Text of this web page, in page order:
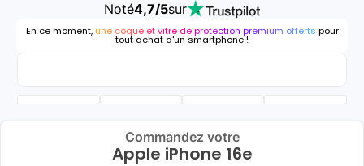
Noté4,7/5sur
En ce moment, une coque et vitre de protection premium offerts pour
tout achat d'un smartphone !
Commandez votre
Apple iPhone 16e